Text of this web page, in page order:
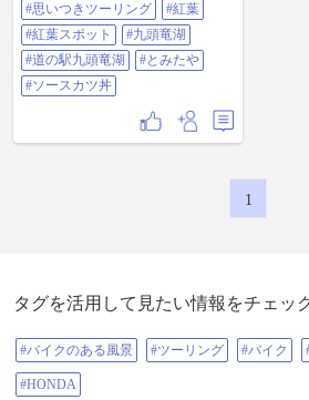
#思いつきツーリング
#紅葉
#紅葉スポット
#九頭竜湖
#道の駅九頭竜湖
#とみたや
#ソースカツ丼
1
タグを活用して見たい情報をチェッ
#バイクのある風景 #ツーリング #バイク
#HONDA